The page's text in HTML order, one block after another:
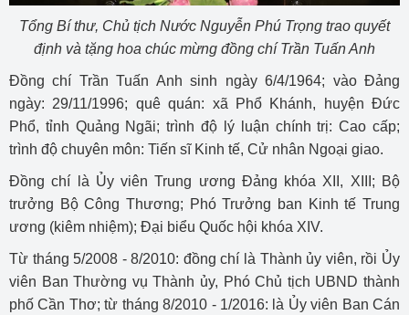
Tổng Bí thư, Chủ tịch Nước Nguyễn Phú Trọng trao quyết
định và tặng hoa chúc mừng đồng chí Trần Tuấn Anh
Đồng chí Trần Tuấn Anh sinh ngày 6/4/1964; vào Đảng
ngày: 29/11/1996; quê quán: xã Phổ Khánh, huyện Đức
Phổ, tỉnh Quảng Ngãi; trình độ lý luận chính trị: Cao cấp;
trình độ chuyên môn: Tiến sĩ Kinh tế, Cử nhân Ngoại giao.
Đồng chí là Ủy viên Trung ương Đảng khóa XII, XIII; Bộ
trưởng Bộ Công Thương; Phó Trưởng ban Kinh tế Trung
ương (kiêm nhiệm); Đại biểu Quốc hội khóa XIV.
Từ tháng 5/2008 - 8/2010: đồng chí là Thành ủy viên, rồi Ủy
viên Ban Thường vụ Thành ủy, Phó Chủ tịch UBND thành
phố Cần Thơ; từ tháng 8/2010 - 1/2016: là Ủy viên Ban Cán